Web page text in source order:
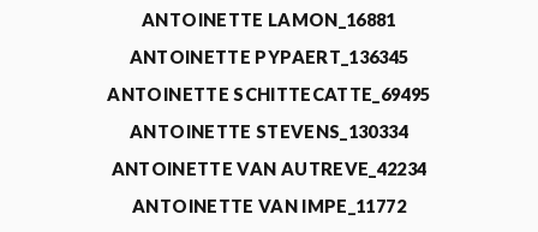
ANTOINETTE LAMON_16881
ANTOINETTE PYPAERT_136345
ANTOINETTE SCHITTECATTE_69495
ANTOINETTE STEVENS_130334
ANTOINETTE VAN AUTREVE_42234
ANTOINETTE VAN IMPE_11772